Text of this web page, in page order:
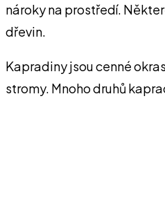
nároky na prostředí.
dřevin.
Kapradiny jsou cenné
stromy. Mnoho druhů